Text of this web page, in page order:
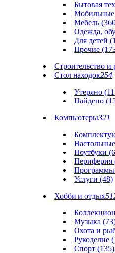
Бытовая
Мобильные
Мебель
Одежда,
Для детей
Прочие
Строительство и
Стол находок254
Утеряно
Найдено
Компьютеры321
Ноутбуки
Периферия
Программы
Услуги (48)
Хобби и отдых
Музыка (73)
Охота и
Рукоделие
Спорт (135)